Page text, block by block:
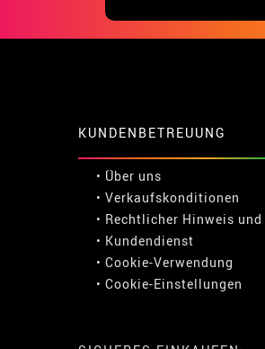
KUNDENBETREUUNG
• Über uns
• Verkaufskonditionen
• Rechtlicher Hinweis und
• Kundendienst
• Cookie-Verwendung
• Cookie-Einstellungen